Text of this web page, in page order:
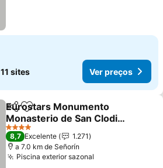
11 sites Ver preços
PartilharAdicionar aos favoritos
Eurostars Monumento
Monasterio de San Clodio
Hotel
4 Estrelas
8,7 Excelente
1.271
a 7.0 km de Señorín
Piscina exterior sazonal